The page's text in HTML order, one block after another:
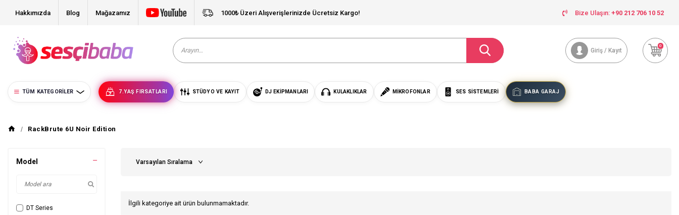
Hakkımızda Blog Mağazamız 1000₺ Üzeri Alışverişlerinizde Ücretsiz Kargo! Bize Ulaşın: +90 212 706 10 52
Giriş / Kayıt
0
TÜM KATEGORILER 7.YAŞ FIRSATLARI STÜDYO VE KAYIT DJ EKIPMANLARI KULAKLIKLAR MIKROFONLAR SES SISTEMLERI BABA GARAJ
RackBrute 6U Noir Edition
Model
DT Series
İlgili kategoriye ait ürün bulunmamaktadır.